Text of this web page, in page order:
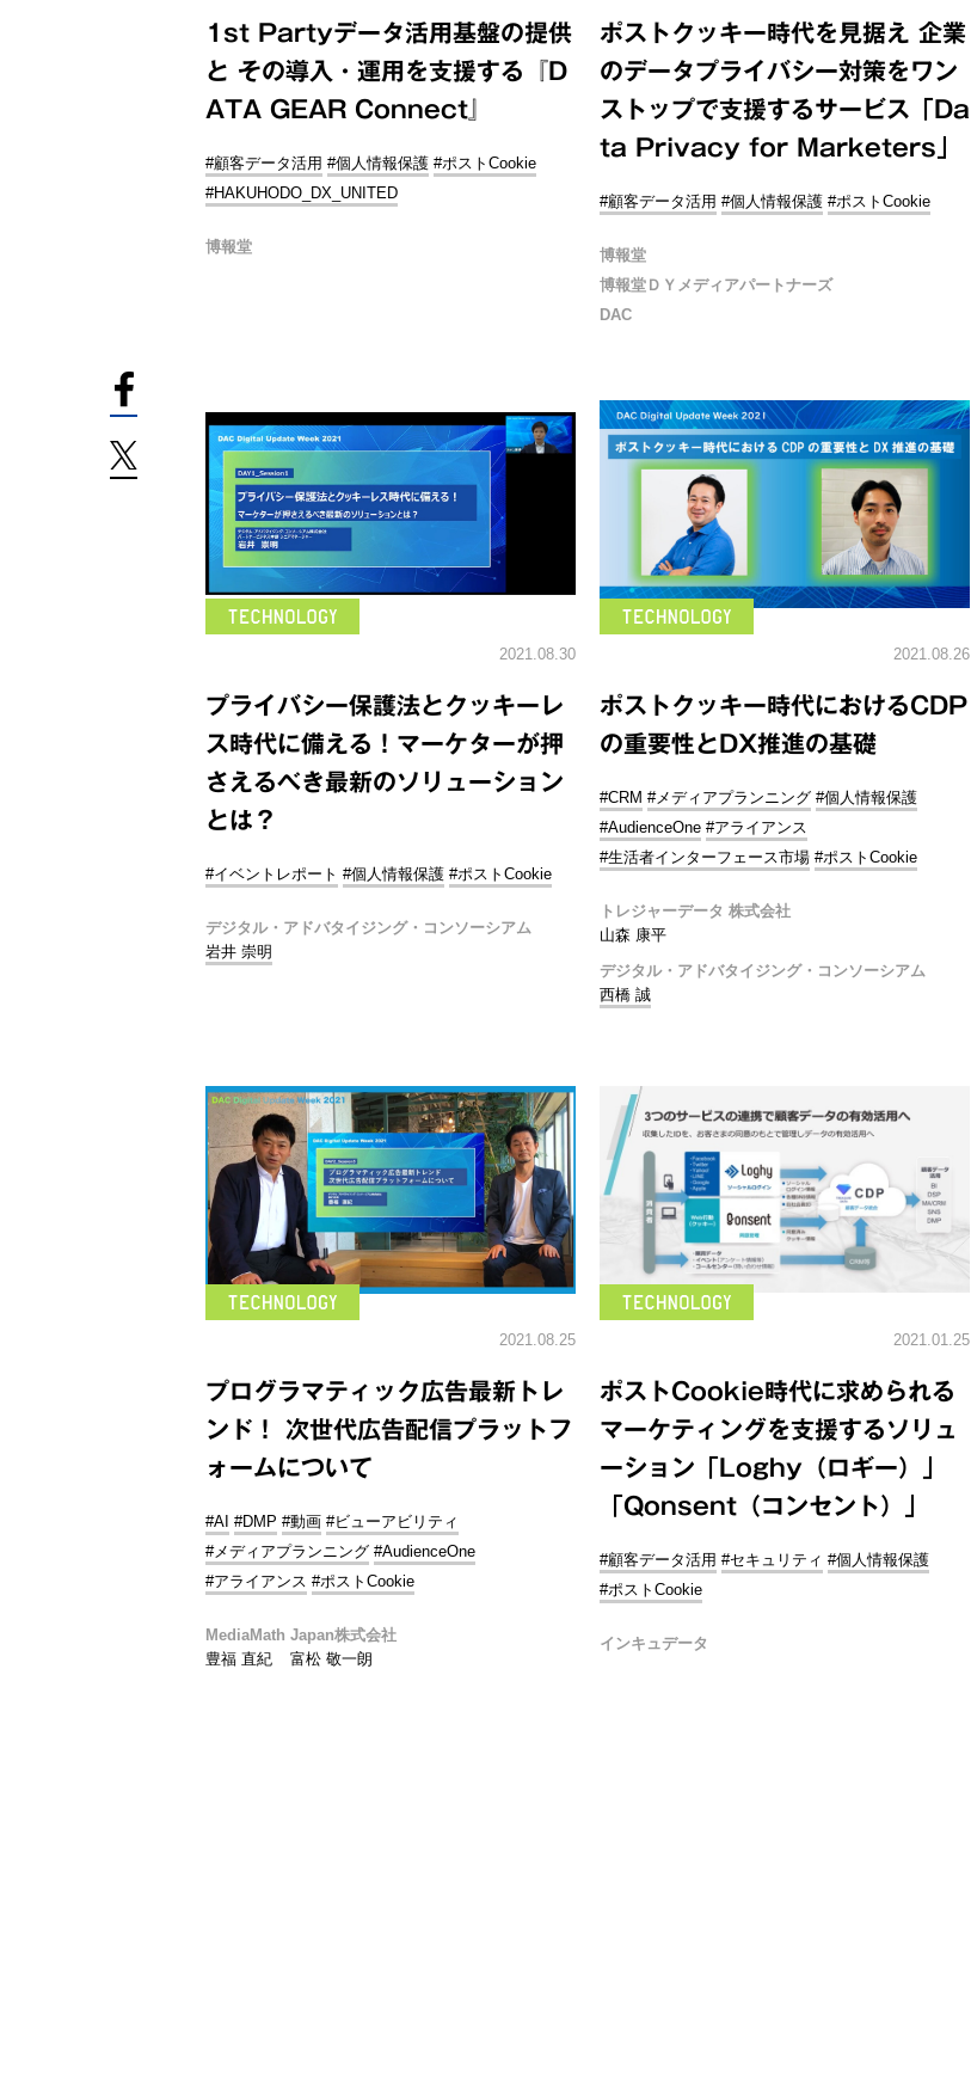
1st Partyデータ活用基盤の提供
と その導入・運用を支援する『D
ATA GEAR Connect』
#顧客データ活用 #個人情報保護 #ポストCookie
#HAKUHODO_DX_UNITED
博報堂
ポストクッキー時代を見据え 企業
のデータプライバシー対策をワン
ストップで支援するサービス「Da
ta Privacy for Marketers」
#顧客データ活用 #個人情報保護 #ポストCookie
博報堂
博報堂ＤＹメディアパートナーズ
DAC
2021.08.30
プライバシー保護法とクッキーレ
ス時代に備える！マーケターが押
さえるべき最新のソリューション
とは？
#イベントレポート #個人情報保護 #ポストCookie
デジタル・アドバタイジング・コンソーシアム
岩井 崇明
2021.08.26
ポストクッキー時代におけるCDP
の重要性とDX推進の基礎
#CRM #メディアプランニング #個人情報保護
#AudienceOne #アライアンス
#生活者インターフェース市場 #ポストCookie
トレジャーデータ 株式会社
山森 康平
デジタル・アドバタイジング・コンソーシアム
西橋 誠
2021.08.25
プログラマティック広告最新トレ
ンド！ 次世代広告配信プラットフ
ォームについて
#AI #DMP #動画 #ビューアビリティ
#メディアプランニング #AudienceOne
#アライアンス #ポストCookie
MediaMath Japan株式会社
豊福 直紀
富松 敬一朗
2021.01.25
ポストCookie時代に求められる
マーケティングを支援するソリュ
ーション「Loghy（ロギー）」
「Qonsent（コンセント）」
#顧客データ活用 #セキュリティ #個人情報保護
#ポストCookie
インキュデータ